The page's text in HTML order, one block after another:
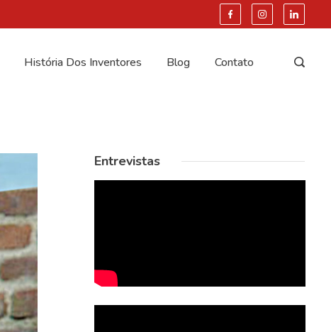
História Dos Inventores Blog Contato
Entrevistas